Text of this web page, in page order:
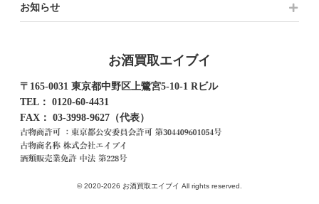
お知らせ
お酒買取エイブイ
〒165-0031 東京都中野区上鷺宮5-10-1 Rビル
TEL： 0120-60-4431
FAX： 03-3998-9627（代表）
© 2020-2026 お酒買取エイブイ All rights reserved.